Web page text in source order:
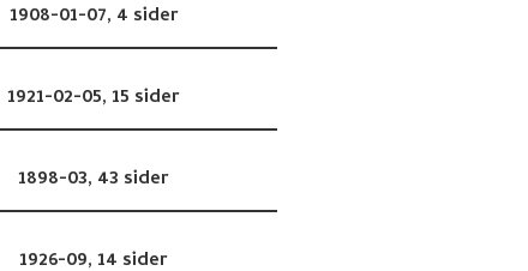
1908-01-07, 4 sider
1921-02-05,15 sider
1898-03, 43 sider
1926-09,14 sider